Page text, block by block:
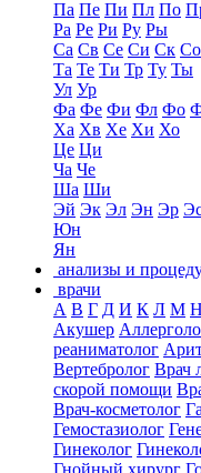
Па Пе Пи Пл По
Ра Ре Ри Ру Ры
Са Св Се Си Ск Со
Та Те Ти Тр Ту Ты
Ул Ур
Фа Фе Фи Фл Фо
Ха Хв Хе Хи Хо
Це Ци
Ча Че
Ша Ши
Эй Эк Эл Эн Эр
Юн
Ян
анализы и
врачи
А В Г Д И К Л М Н
Акушер
реаниматолог
Вертебролог Врач
скорой помощи
Врач-косметолог
Гемостазиолог
Гинеколог
Гнойный хирург